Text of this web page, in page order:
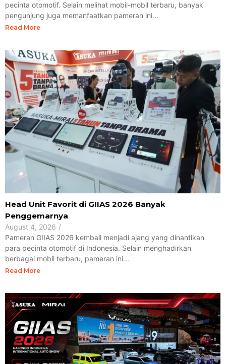
pecinta otomotif. Selain melihat mobil-mobil terbaru, banyak
pengunjung juga memanfaatkan pameran ini...
Read More
Head Unit Favorit di GIIAS 2026 Banyak
Penggemarnya
August 4, 2026 /
Pameran GIIAS 2026 kembali menjadi ajang yang dinantikan
para pecinta otomotif di Indonesia. Selain menghadirkan
berbagai mobil terbaru, pameran ini...
Read More